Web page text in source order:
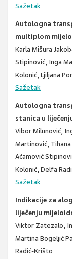
Sažetak
Autologna
multiplom
Karla Mišura
Stipinović, Inga
Kolonić, Ljiljana
Sažetak
Autologna
stanica u
Vibor Milunović,
Martinović, Tihana
Aćamović
Kolonić, Delfa
Sažetak
Indikacije za
liječenju
Viktor Zatezalo,
Martina Bogeljić
Radić-Krišto